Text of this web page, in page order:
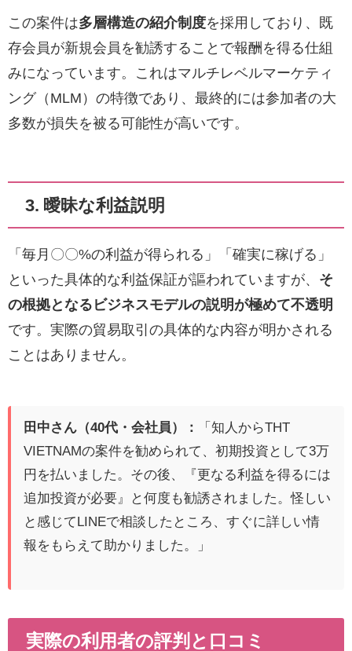
この案件は多層構造の紹介制度を採用しており、既
存会員が新規会員を勧誘することで報酬を得る仕組
みになっています。これはマルチレベルマーケティ
ング（MLM）の特徴であり、最終的には参加者の大
多数が損失を被る可能性が高いです。
3. 曖昧な利益説明
「毎月〇〇%の利益が得られる」「確実に稼げる」
といった具体的な利益保証が謳われていますが、 そ
の根拠となるビジネスモデルの説明が極めて不透明
です。実際の貿易取引の具体的な内容が明かされる
ことはありません。
田中さん（40代・会社員）：
「知人からTHT
VIETNAMの案件を勧められて、初期投資として3万
円を払いました。その後、『更なる利益を得るには
追加投資が必要』と何度も勧誘されました。怪しい
と感じてLINEで相談したところ、すぐに詳しい情
報をもらえて助かりました。」
実際の利用者の評判と口コミ